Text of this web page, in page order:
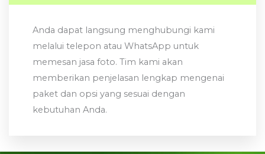
Anda dapat langsung menghubungi kami
melalui telepon atau WhatsApp untuk
memesan jasa foto. Tim kami akan
memberikan penjelasan lengkap mengenai
paket dan opsi yang sesuai dengan
kebutuhan Anda.